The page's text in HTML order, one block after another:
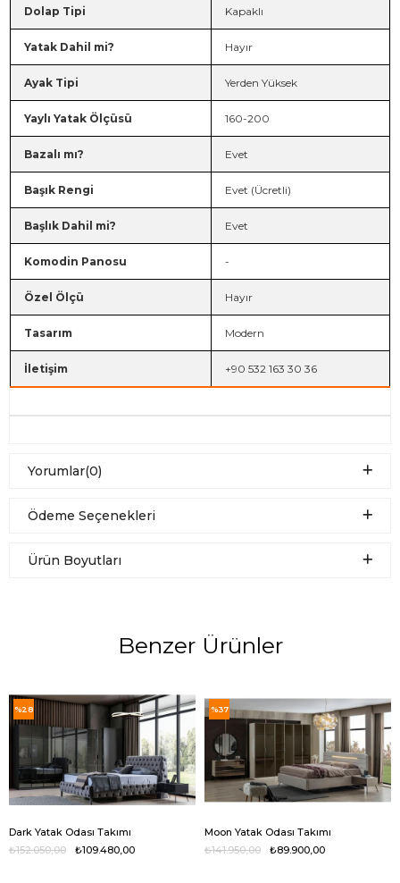
Dolap Tipi Kapaklı
Yatak Dahil mi? Hayır
Ayak Tipi Yerden Yüksek
Yaylı Yatak Ölçüsü 160-200
Bazalı mı? Evet
Başık Rengi Evet (Ücretli)
Başlık Dahil mi? Evet
Komodin Panosu -
Özel Ölçü Hayır
Tasarım Modern
İletişim +90 532 163 30 36
Yorumlar(0)
Ödeme Seçenekleri
Ürün Boyutları
Benzer Ürünler
Dark Yatak Odası Takımı
₺109.480,00
₺152.050,00
%28
Moon Yatak Odası Takımı
₺89.900,00
₺141.950,00
%37